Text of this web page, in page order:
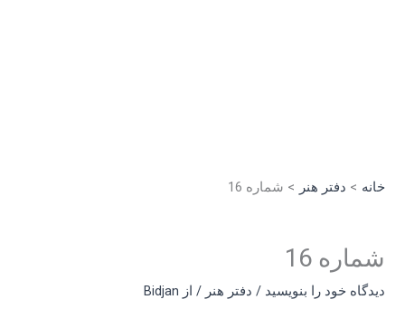
خانه دفتر هنر شماره 16
شماره 16
دیدگاه‌ خود را بنویسید / دفتر هنر / از Bidjan